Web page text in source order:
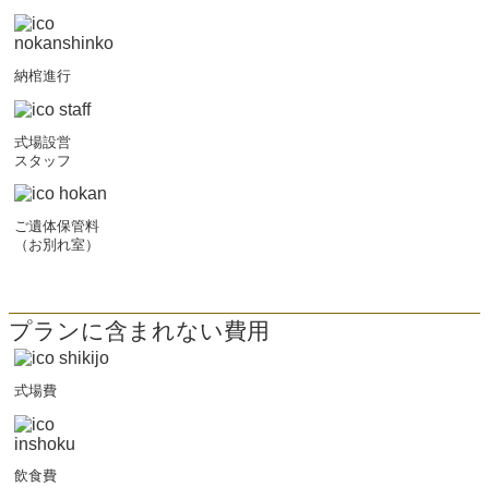
納棺進行
式場設営
スタッフ
ご遺体保管料
（お別れ室）
プランに含まれない費用
式場費
飲食費